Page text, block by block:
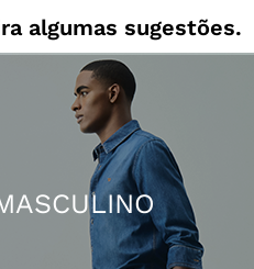
algumas sugestões.